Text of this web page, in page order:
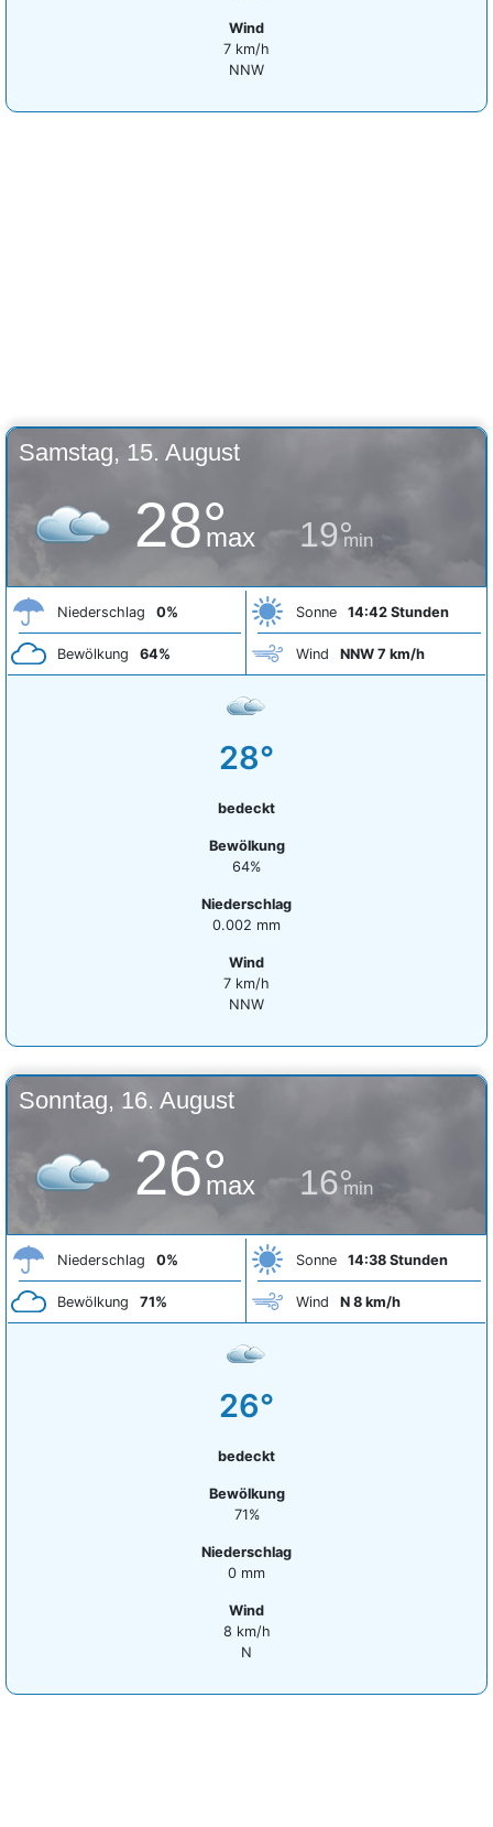
Wind
7 km/h
NNW
Samstag, 15. August
28°
max 19°
min
Niederschlag 0%
Bewölkung 64%
Sonne 14:42 Stunden
Wind NNW 7 km/h
28°
bedeckt
Bewölkung
64%
Niederschlag
0.002 mm
Wind
7 km/h
NNW
Sonntag, 16. August
26°
max 16°
min
Niederschlag 0%
Bewölkung 71%
Sonne 14:38 Stunden
Wind N 8 km/h
26°
bedeckt
Bewölkung
71%
Niederschlag
0 mm
Wind
8 km/h
N